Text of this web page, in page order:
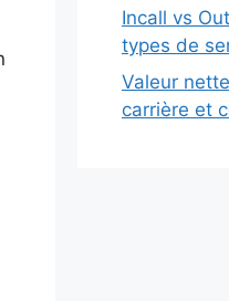
Incall vs
types de
Valeur
carrière et